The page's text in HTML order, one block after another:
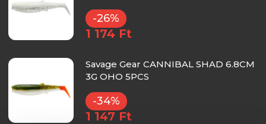
-26%
1 174 Ft
Savage Gear CANNIBAL SHAD 6.8CM
3G OHO 5PCS
-34%
1 147 Ft